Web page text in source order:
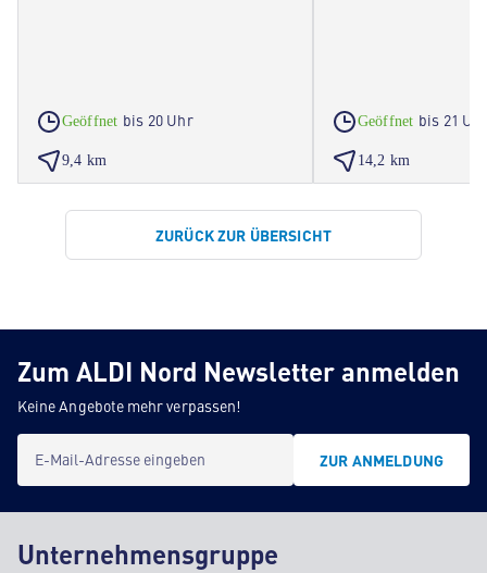
Geöffnet bis 20 Uhr
9,4 km
Geöffnet bis 21
14,2 km
ZURÜCK ZUR ÜBERSICHT
Zum ALDI Nord Newsletter anmelden
Keine Angebote mehr verpassen!
E-Mail-Adresse eingeben ZUR ANMELDUNG
Unternehmensgruppe